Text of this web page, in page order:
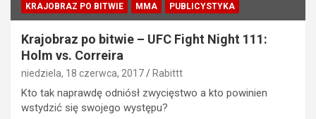
KRAJOBRAZ PO BITWIE MMA PUBLICYSTYKA
Krajobraz po bitwie – UFC Fight Night 111:
Holm vs. Correira
niedziela, 18 czerwca, 2017 Rabittt
Kto tak naprawdę odniósł zwycięstwo a kto powinien
wstydzić się swojego występu?